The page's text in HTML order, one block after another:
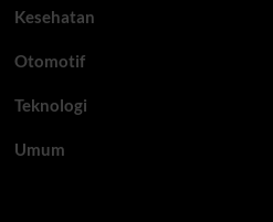
Kesehatan
Otomotif
Teknologi
Umum